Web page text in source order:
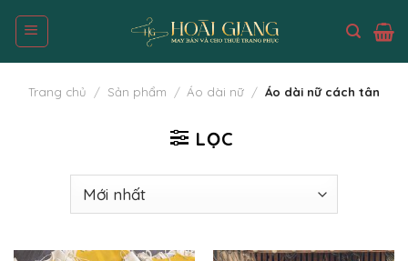
Skip
content
Trang chủ / Sản phẩm / Áo dài nữ / Áo dài nữ cách tân
LỌC